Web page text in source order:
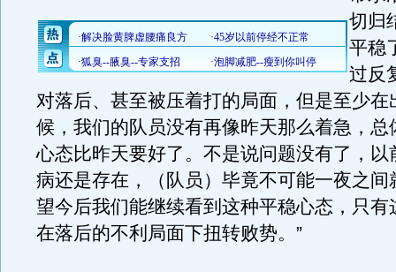
切归
平稳
过反
对落后、甚至被压着打的局面，但是至少在
候，我们的队员没有再像昨天那么着急，总
心态比昨天要好了。不是说问题没有了，以
病还是存在，（队员）毕竟不可能一夜之间
望今后我们能继续看到这种平稳心态，只有
在落后的不利局面下扭转败势。”